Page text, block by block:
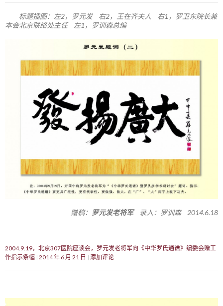
标题插图：左2，罗元发 右2，王在齐夫人 右1，罗卫东院长兼
本会北京联络处主任 左1，罗训森总编
赠稿： 罗元发老将军录入：罗训森 2014.6.18
2004.9.19，北京307医院座谈会，罗元发老将军向《中华罗氏通谱》编委会赠工
作指示条幅 2014 年 6 月 21 日 添加评论